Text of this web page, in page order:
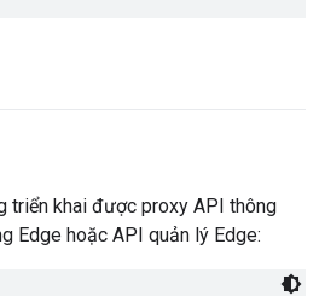
triển khai được proxy API thông
Edge hoặc API quản lý Edge: